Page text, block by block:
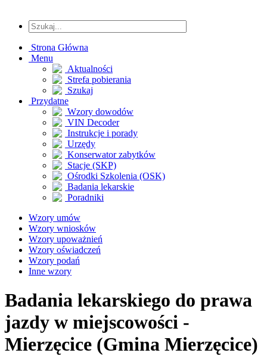
Strona Główna
Menu
Aktualności
Strefa pobierania
Szukaj
Przydatne
Wzory dowodów
VIN Decoder
Instrukcje i porady
Urzędy
Konserwator zabytków
Stacje (SKP)
Ośrodki Szkolenia (OSK)
Badania lekarskie
Poradniki
Wzory umów
Wzory wniosków
Wzory upoważnień
Wzory oświadczeń
Wzory podań
Inne wzory
Badania lekarskiego do prawa
jazdy w miejscowości -
Mierzęcice (Gmina Mierzęcice)